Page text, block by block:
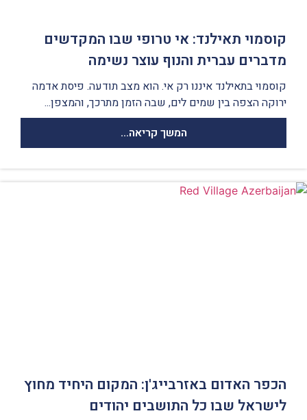
קוסמוי תאילנד: אי טרופי שבו המקדשים
מדברים עברית והנוף עוצר נשימה
קוסמוי בתאילנד איננו רק אי. הוא מצב תודעה. פיסת אדמה
ירוקה הצפה בין שמים לים, שבה הזמן מתרכך, והמצפן...
המשך קריאה...
הכפר האדום באזרבייג'ן: המקום היחיד מחוץ
לישראל שבו כל התושבים יהודים